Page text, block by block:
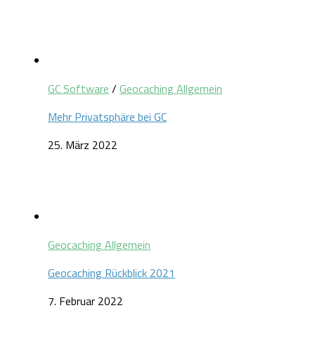
GC Software / Geocaching Allgemein
Mehr Privatsphäre bei GC
25. März 2022
Geocaching Allgemein
Geocaching Rückblick 2021
7. Februar 2022